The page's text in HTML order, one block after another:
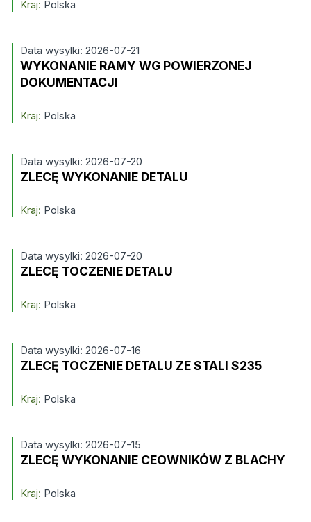
Kraj: Polska
Data wysylki: 2026-07-21
WYKONANIE RAMY WG POWIERZONEJ
DOKUMENTACJI
Kraj: Polska
Data wysylki: 2026-07-20
ZLECĘ WYKONANIE DETALU
Kraj: Polska
Data wysylki: 2026-07-20
ZLECĘ TOCZENIE DETALU
Kraj: Polska
Data wysylki: 2026-07-16
ZLECĘ TOCZENIE DETALU ZE STALI S235
Kraj: Polska
Data wysylki: 2026-07-15
ZLECĘ WYKONANIE CEOWNIKÓW Z BLACHY
Kraj: Polska